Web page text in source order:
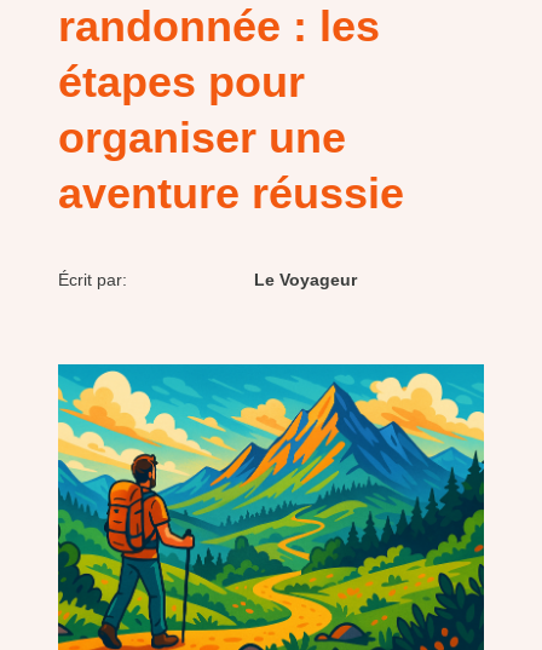
randonnée : les
étapes pour
organiser une
aventure réussie
Écrit par: Le Voyageur